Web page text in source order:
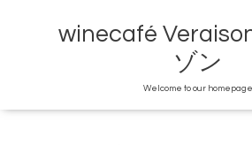
winecafé
ゾン
Welcome to our homepage